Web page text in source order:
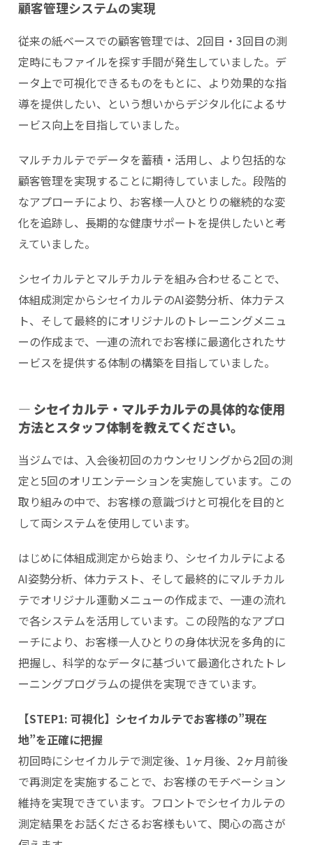
顧客管理システムの実現
従来の紙ベースでの顧客管理では、2回目・3回目の測
定時にもファイルを探す手間が発生していました。デ
ータ上で可視化できるものをもとに、より効果的な指
導を提供したい、という想いからデジタル化によるサ
ービス向上を目指していました。
マルチカルテでデータを蓄積・活用し、より包括的な
顧客管理を実現することに期待していました。段階的
なアプローチにより、お客様一人ひとりの継続的な変
化を追跡し、長期的な健康サポートを提供したいと考
えていました。
シセイカルテとマルチカルテを組み合わせることで、
体組成測定からシセイカルテのAI姿勢分析、体力テス
ト、そして最終的にオリジナルのトレーニングメニュ
ーの作成まで、一連の流れでお客様に最適化されたサ
ービスを提供する体制の構築を目指していました。
― シセイカルテ・マルチカルテの具体的な使用
方法とスタッフ体制を教えてください。
当ジムでは、入会後初回のカウンセリングから2回の測
定と5回のオリエンテーションを実施しています。この
取り組みの中で、お客様の意識づけと可視化を目的と
して両システムを使用しています。
はじめに体組成測定から始まり、シセイカルテによる
AI姿勢分析、体力テスト、そして最終的にマルチカル
テでオリジナル運動メニューの作成まで、一連の流れ
で各システムを活用しています。この段階的なアプロ
ーチにより、お客様一人ひとりの身体状況を多角的に
把握し、科学的なデータに基づいて最適化されたトレ
ーニングプログラムの提供を実現できています。
【STEP1: 可視化】シセイカルテでお客様の”現在
地”を正確に把握
初回時にシセイカルテで測定後、1ヶ月後、2ヶ月前後
で再測定を実施することで、お客様のモチベーション
維持を実現できています。フロントでシセイカルテの
測定結果をお話くださるお客様もいて、関心の高さが